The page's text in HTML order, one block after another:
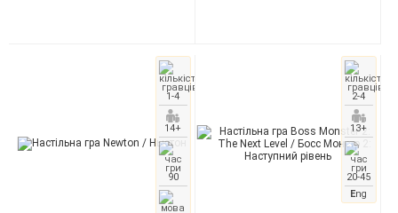
1-4
14+
90
2-4
13+
20-45
Eng